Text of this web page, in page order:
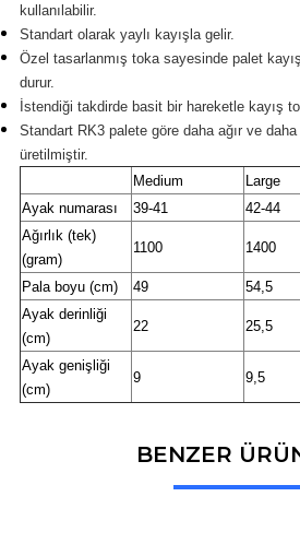
kullanılabilir.
Standart olarak yaylı kayışla gelir.
Özel tasarlanmış toka sayesinde palet
durur.
İstendiği takdirde basit bir hareketle kayış
Standart RK3 palete göre daha ağır ve
üretilmiştir.
Medium
Large
Ayak numarası
39-41 42-44
Ağırlık (tek)
(gram)
1100 1400
Pala boyu (cm) 49 54,5
Ayak derinliği
(cm)
22 25,5
Ayak genişliği
(cm)
9 9,5
BENZER